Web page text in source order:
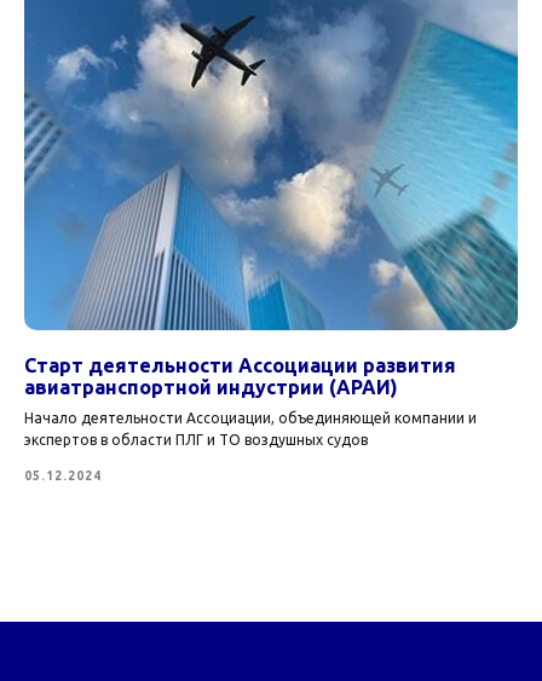
Старт деятельности Ассоциации развития
авиатранспортной индустрии (АРАИ)
Начало деятельности Ассоциации, объединяющей компании и
экспертов в области ПЛГ и ТО воздушных судов
05.12.2024